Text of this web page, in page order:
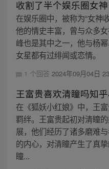
收割了半个娱乐圈女神
在娱乐圈中，被称为“女神
他的情史丰富，曾与众多
峰也是其中之一，他与杨
女星都有过绯闻或恋情。
1 个回答 2024年09月04日
王富贵喜欢清瞳吗知
在《狐妖小红娘》中，王
羁绊。王富贵起初对清瞳
展，他们经历了诸多磨难
的内心，对清瞳产生了真
瞳...